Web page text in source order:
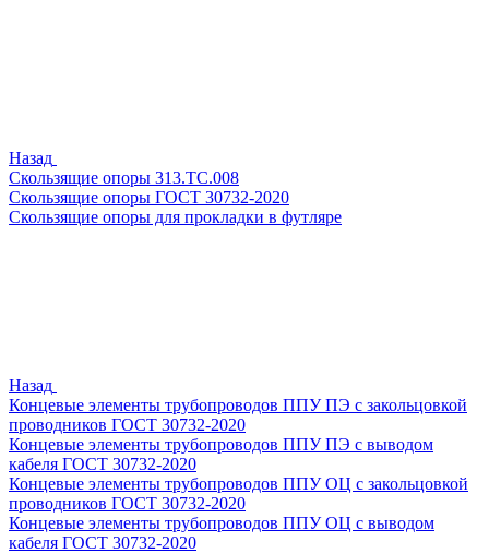
Назад
Скользящие опоры 313.ТС.008
Скользящие опоры ГОСТ 30732-2020
Скользящие опоры для прокладки в футляре
Назад
Концевые элементы трубопроводов ППУ ПЭ с закольцовкой
проводников ГОСТ 30732-2020
Концевые элементы трубопроводов ППУ ПЭ с выводом
кабеля ГОСТ 30732-2020
Концевые элементы трубопроводов ППУ ОЦ с закольцовкой
проводников ГОСТ 30732-2020
Концевые элементы трубопроводов ППУ ОЦ с выводом
кабеля ГОСТ 30732-2020